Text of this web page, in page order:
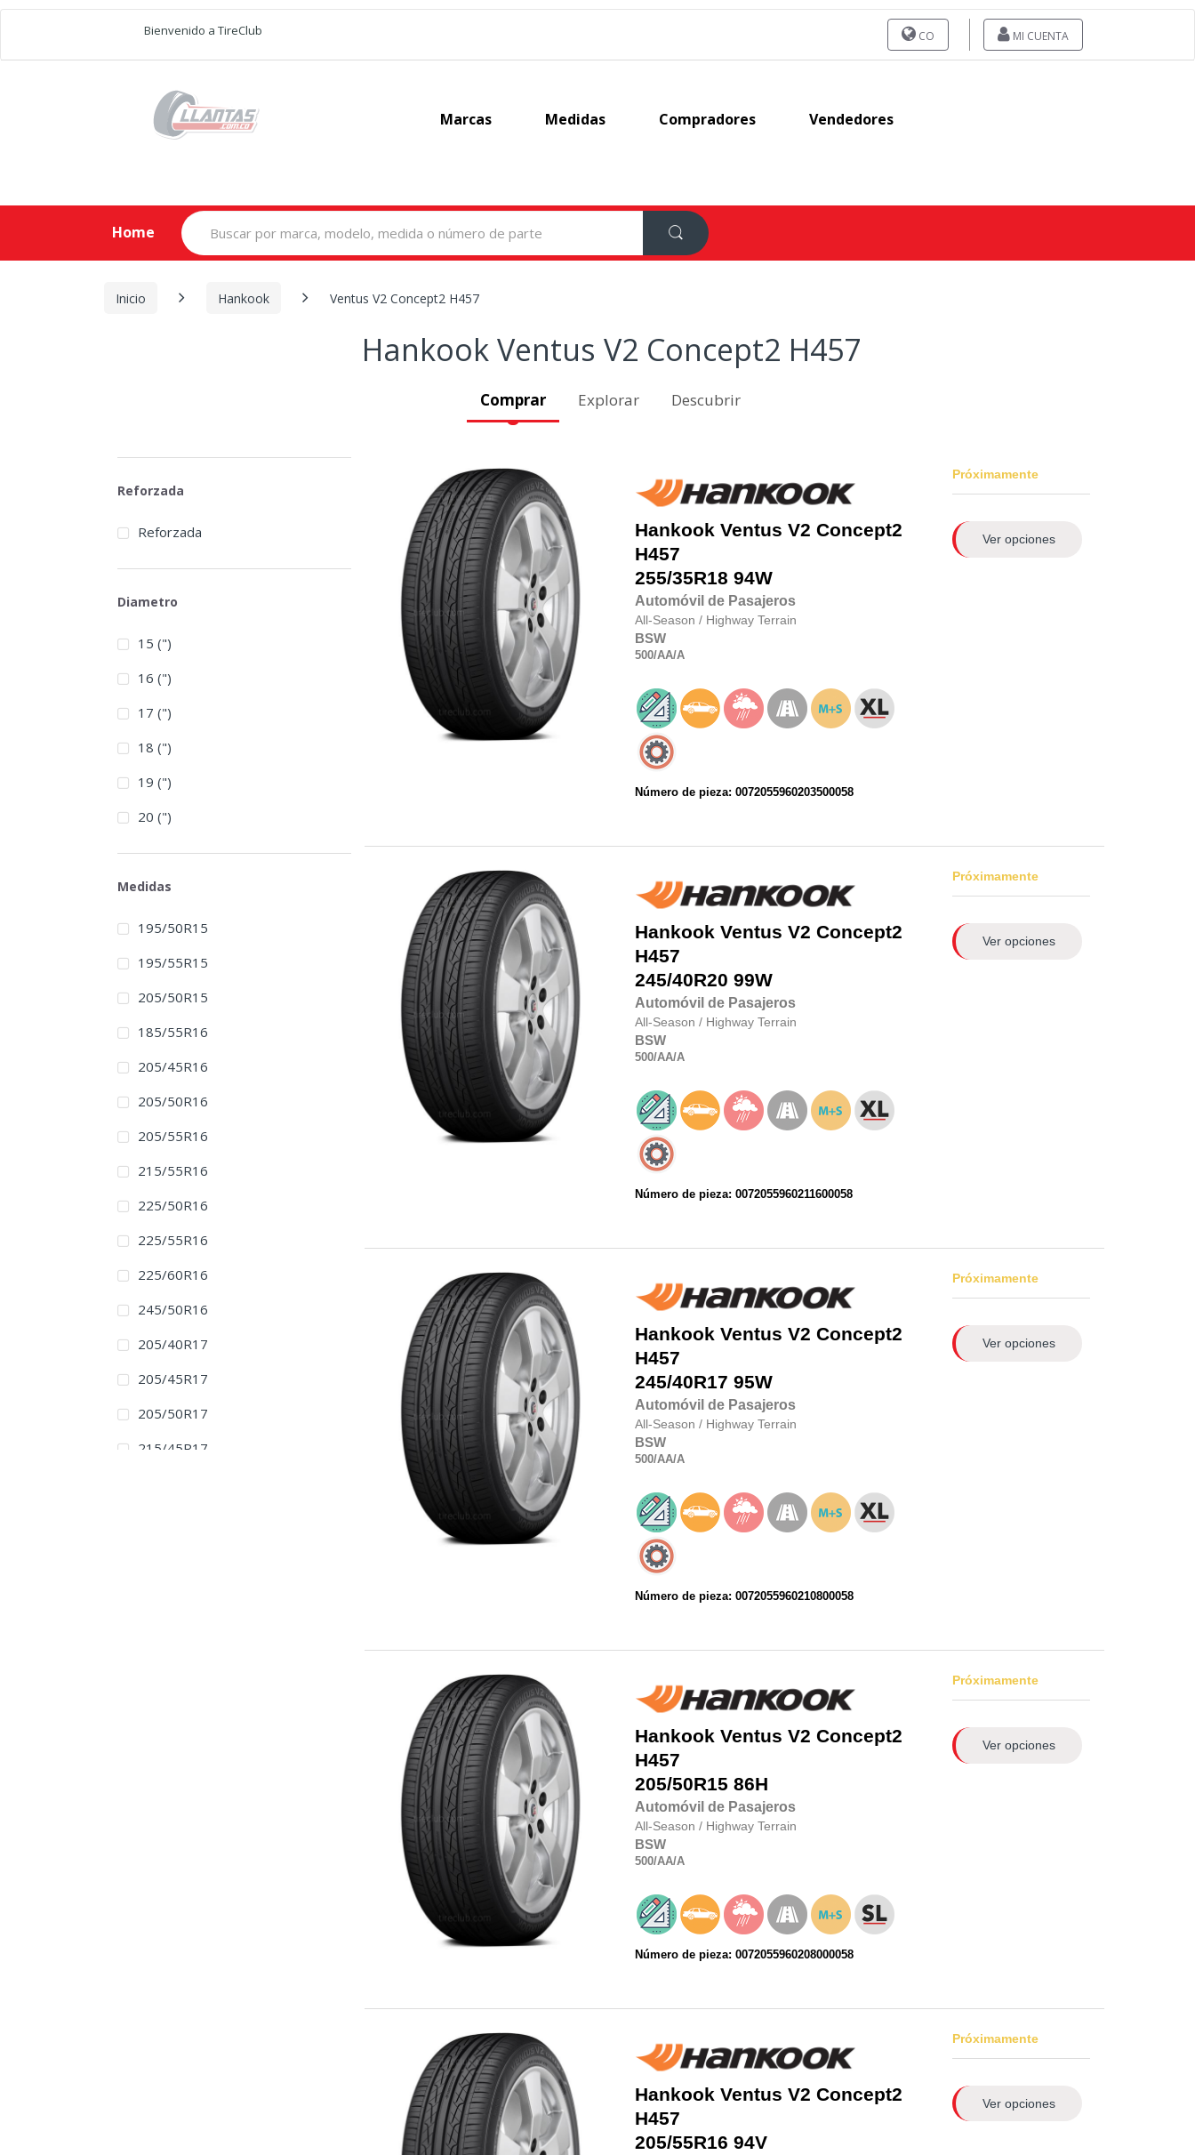
Bienvenido a TireClub CO MI CUENTA
Marcas Medidas Compradores Vendedores
Home
Search
for:
Inicio Hankook Ventus V2 Concept2 H457
Hankook Ventus V2 Concept2 H457
Comprar Explorar Descubrir
Hankook Ventus V2 Concept2
H457
255/35R18 94W
Automóvil de Pasajeros
All-Season / Highway Terrain
BSW
500/AA/A
Número de pieza: 0072055960203500058
Próximamente
Ver opciones
Hankook Ventus V2 Concept2
H457
245/40R20 99W
Automóvil de Pasajeros
All-Season / Highway Terrain
BSW
500/AA/A
Número de pieza: 0072055960211600058
Próximamente
Ver opciones
Hankook Ventus V2 Concept2
H457
245/40R17 95W
Automóvil de Pasajeros
All-Season / Highway Terrain
BSW
500/AA/A
Número de pieza: 0072055960210800058
Próximamente
Ver opciones
Hankook Ventus V2 Concept2
H457
205/50R15 86H
Automóvil de Pasajeros
All-Season / Highway Terrain
BSW
500/AA/A
Número de pieza: 0072055960208000058
Próximamente
Ver opciones
Hankook Ventus V2 Concept2
H457
205/55R16 94V
Próximamente
Ver opciones
Reforzada
Reforzada
Diametro
15 (")
16 (")
17 (")
18 (")
19 (")
20 (")
Medidas
195/50R15
195/55R15
205/50R15
185/55R16
205/45R16
205/50R16
205/55R16
215/55R16
225/50R16
225/55R16
225/60R16
245/50R16
205/40R17
205/45R17
205/50R17
215/45R17